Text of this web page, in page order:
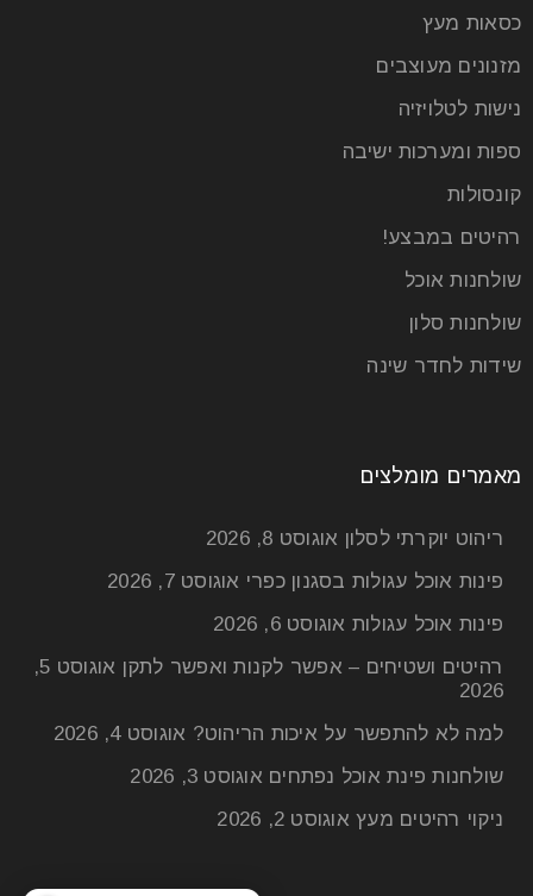
כסאות מעץ
מזנונים מעוצבים
נישות לטלויזיה
ספות ומערכות ישיבה
קונסולות
רהיטים במבצע!
שולחנות אוכל
שולחנות סלון
שידות לחדר שינה
מאמרים מומלצים
ריהוט יוקרתי לסלון אוגוסט 8, 2026
פינות אוכל עגולות בסגנון כפרי אוגוסט 7, 2026
פינות אוכל עגולות אוגוסט 6, 2026
רהיטים ושטיחים – אפשר לקנות ואפשר לתקן
אוגוסט 5,
2026
למה לא להתפשר על איכות הריהוט? אוגוסט 4, 2026
שולחנות פינת אוכל נפתחים אוגוסט 3, 2026
ניקוי רהיטים מעץ אוגוסט 2, 2026